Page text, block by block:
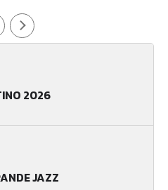
2026
JAZZ